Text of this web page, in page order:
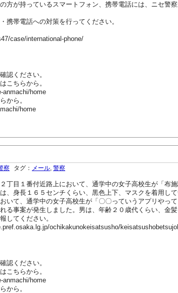
方が持っているスマートフォン、携帯電話には、ニセ警
携帯電話への対策を行ってください。
case/international-phone/
認ください。
こちらから。
anmachi/home
から。
home
察 タグ： メール 警察
丁目１番付近路上において、通学中の女子高校生が「布
、身長１６５センチくらい、黒色上下、マスクを着用して
いて、通学中の女子高校生が「〇〇っていうアプリやっ
る事案が発生しました。男は、年齢２０歳代くらい、金
してください。
ochikakunokeisatsusho/
認ください。
こちらから。
anmachi/home
から。